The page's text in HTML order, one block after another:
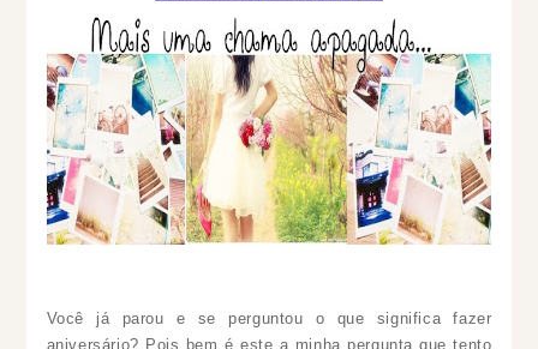
Você já parou e se perguntou o que significa fazer
aniversário? Pois bem é este a minha pergunta que tento